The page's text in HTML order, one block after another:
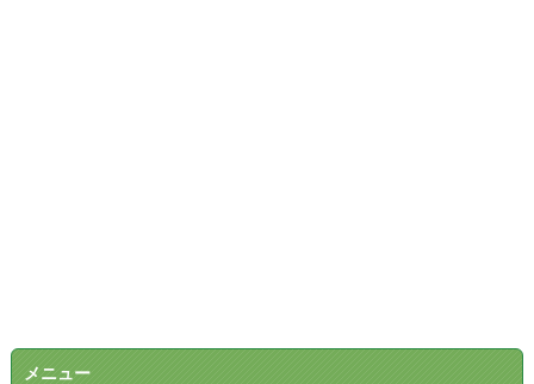
メニュー